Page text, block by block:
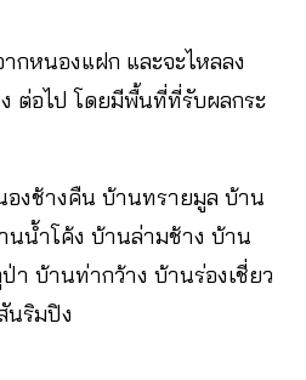
กหนองแฝก และจะไหลลง
ต่อไป โดยมีพื้นที่ที่รับผลกระ
งช้างคืน บ้านทรายมูล บ้าน
น้ำโค้ง บ้านล่ามช้าง บ้าน
า บ้านท่ากว้าง บ้านร่องเชี่ยว
นริมปิง